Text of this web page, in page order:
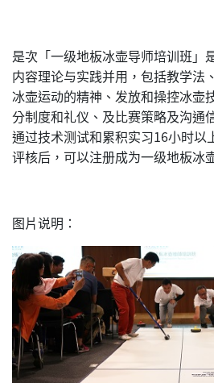
是次「一级地板冰壶导师培训班」
内容理论与实践并用，包括教学法
冰壶运动的精神、发放和操控冰壶
分制度和礼仪、及比赛策略及沟通
通过技术测试和累积实习16小时以
评核后，可以注册成为一级地板冰
图片说明：